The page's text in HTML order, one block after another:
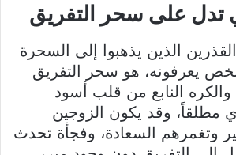
تدل على سحر التفريق
الذين يذهبوا إلى السحرة
يعرفونه، هو سحر التفريق
النابع من قلب أسود
وقد يكون الزوجين
وتغمرهم السعادة، وفجأة تحدث